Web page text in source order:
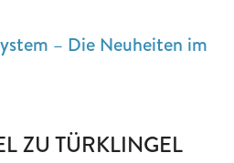
– Die Neuheiten im
ZU TÜRKLINGEL